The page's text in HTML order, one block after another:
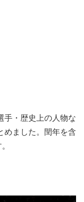
手・歴史上の人物な
めました。閏年を含